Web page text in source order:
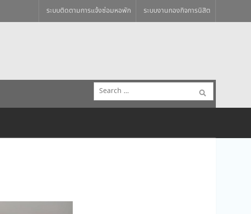
ระบบติดตามการแจ้งซ่อมหอพัก ระบบงานกองกิจการนิสิต
Search
for: